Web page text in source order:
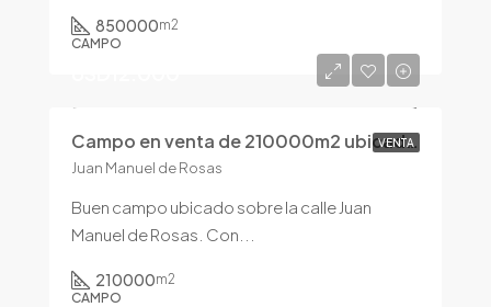
850000m2
CAMPO
VENTACampo en venta de 210000m2 ubicado en Pergamino
Juan Manuel de Rosas
Buen campo ubicado sobre la calle Juan
Manuel de Rosas. Con...
210000m2
CAMPO